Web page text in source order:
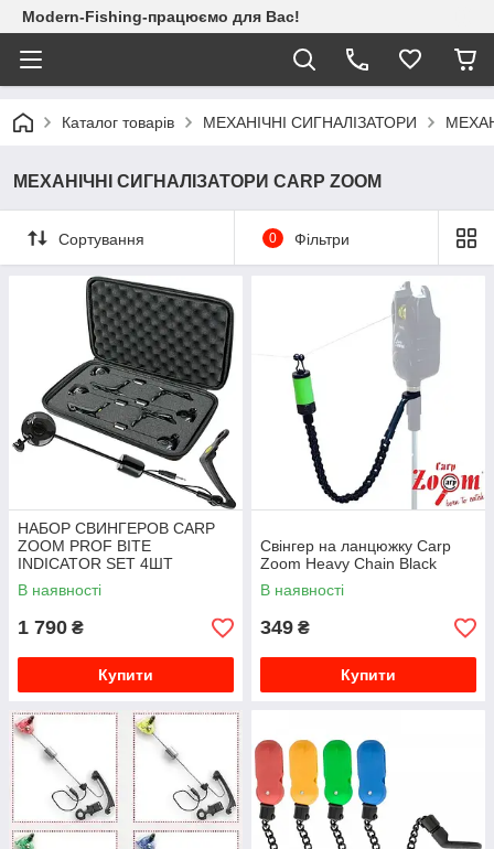
Modern-Fishing-працюємо для Вас!
Каталог товарів МЕХАНІЧНІ СИГНАЛІЗАТОРИ
МЕХАНІЧНІ СИГНАЛІЗАТОРИ CARP ZOOM
Сортування 0 Фільтри
НАБОР СВИНГЕРОВ CARP
ZOOM PROF BITE
INDICATOR SET 4ШТ
В наявності
1 790 ₴
Купити
Свінгер на ланцюжку Carp
Zoom Heavy Chain Black
В наявності
349 ₴
Купити